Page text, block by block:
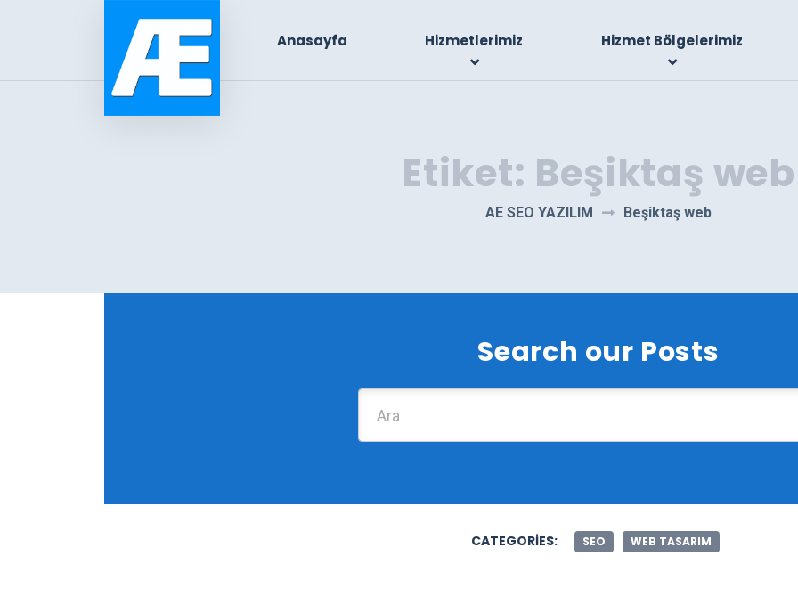
Anasayfa Hizmetlerimiz Hizmet Bölgelerimiz
Etiket: Beşiktaş web
AE SEO YAZILIM Beşiktaş web
Search our Posts
CATEGORIES: SEO WEB TASARIM